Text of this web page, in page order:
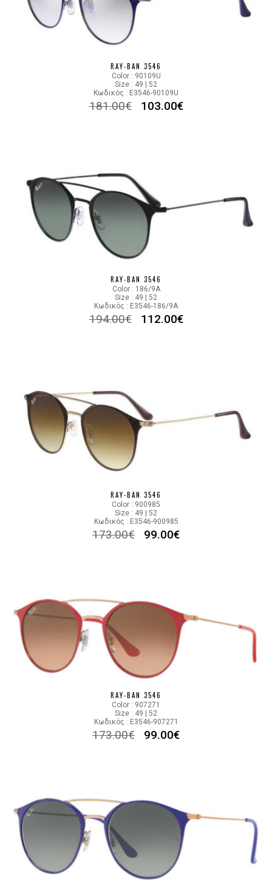
RAY-BAN 3546
Color : 90109U
Size : 49 | 52
Κωδικός : E3546-90109U
181.00€ 103.00€
RAY-BAN 3546
Color : 186/9A
Size : 49 | 52
Κωδικός : E3546-186/9A
194.00€ 112.00€
RAY-BAN 3546
Color : 900985
Size : 49 | 52
Κωδικός : E3546-900985
173.00€ 99.00€
RAY-BAN 3546
Color : 907271
Size : 49 | 52
Κωδικός : E3546-907271
173.00€ 99.00€